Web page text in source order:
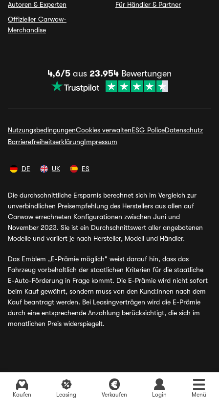
Kaufen Leasing Verkaufen Login Menü
Autoren & Experten
Offizieller Carwow-
Merchandise
Für Händler & Partner
4,6/5 aus 23.954 Bewertungen
NutzungsbedingungenCookies verwaltenESG PoliceDatenschutz
BarrierefreiheitserklärungImpressum
DE UK ES
Die durchschnittliche Ersparnis berechnet sich im Vergleich zur
unverbindlichen Preisempfehlung des Herstellers aus allen auf
Carwow errechneten Konfigurationen zwischen Juni und
November 2023. Sie ist ein Durchschnittswert aller angebotenen
Modelle und variiert je nach Hersteller, Modell und Händler.
Das Emblem „E-Prämie möglich" weist darauf hin, dass das
Fahrzeug vorbehaltlich der staatlichen Kriterien für die staatliche
E-Auto-Förderung in Frage kommt. Die E-Prämie wird nicht sofort
beim Kauf gewährt, sondern muss von den Kund:innen nach dem
Kauf beantragt werden. Bei Leasingverträgen wird die E-Prämie
durch eine entsprechende Anzahlung berücksichtigt, die sich im
monatlichen Preis widerspiegelt.